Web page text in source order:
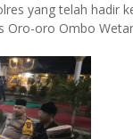
yang telah hadir
Oro-oro Ombo